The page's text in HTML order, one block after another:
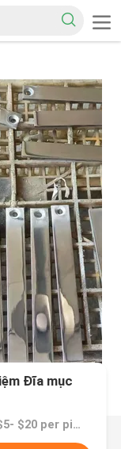
Đĩa mục
Giá bán：$5- $20 per piece